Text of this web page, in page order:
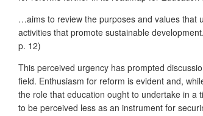
…aims to review the purposes and values that
activities that promote sustainable
p. 12)
This perceived urgency has prompted
field. Enthusiasm for reform is evident and,
the role that education ought to undertake in a
to be perceived less as an instrument for